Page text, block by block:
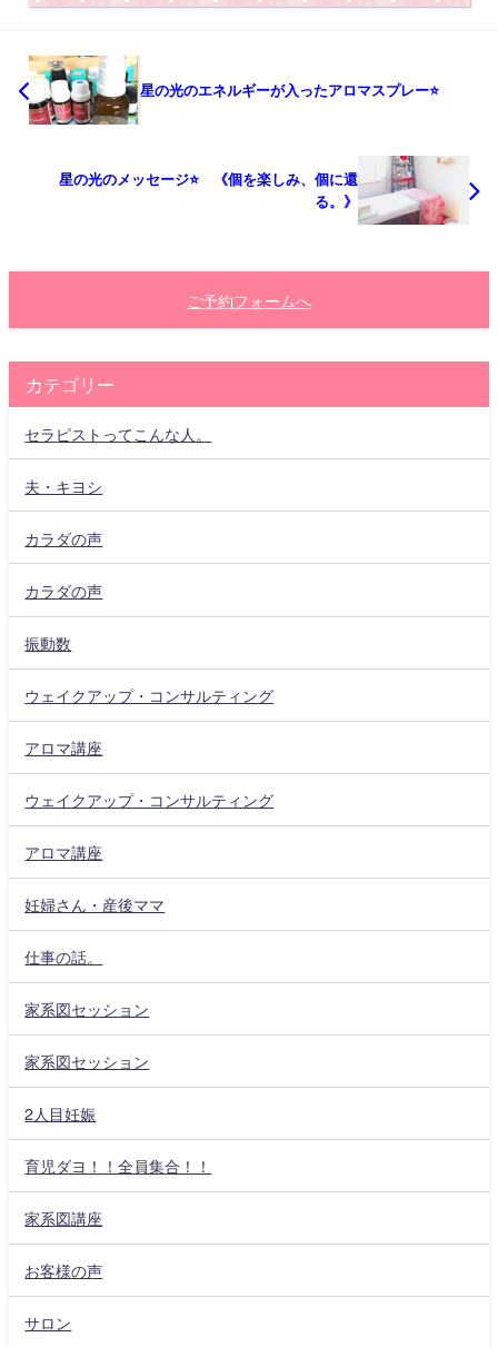
星の光のエネルギーが入ったアロマスプレー⭐️
星の光のメッセージ⭐️ 《個を楽しみ、個に還
る。》
ご予約フォームへ
カテゴリー
セラピストってこんな人。
夫・キヨシ
カラダの声
カラダの声
振動数
ウェイクアップ・コンサルティング
アロマ講座
ウェイクアップ・コンサルティング
アロマ講座
妊婦さん・産後ママ
仕事の話。
家系図セッション
家系図セッション
2人目妊娠
育児ダヨ！！全員集合！！
家系図講座
お客様の声
サロン